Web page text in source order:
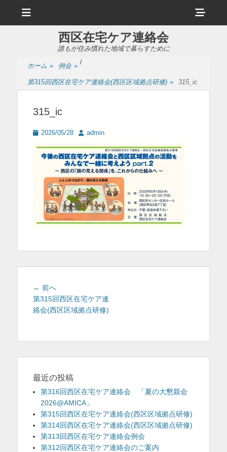
ュ
ヘ
ッ
イ
西区在宅ケア連絡会
誰もが住み慣れた地域で暮らすために
ホーム » 例会 » /
第315回西区在宅ケア連絡会(西区区域拠点研修) » 315_ic
315_ic
投
稿
2026/05/28
投
者
admin
投
稿
ナ
シ
ョ
ン
← 前へ
の
投
第315回西区在宅ケア連
絡会(西区区域拠点研修)
最近の投稿
第316回西区在宅ケア連絡会 「夏の大懇親会
2026@AMICA」
第315回西区在宅ケア連絡会(西区区域拠点研修)
第314回西区在宅ケア連絡会(西区区域拠点研修)
第313回西区在宅ケア連絡会例会
第312回西区在宅ケア連絡会のご案内